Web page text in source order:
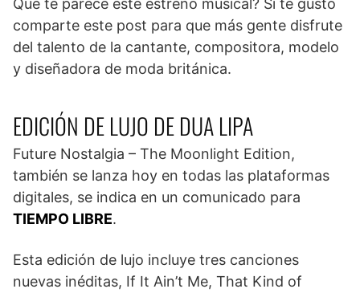
Qué te parece este estreno musical? Si te gusto
comparte este post para que más gente disfrute
del talento de la cantante, compositora, modelo
y diseñadora de moda británica.
EDICIÓN DE LUJO DE DUA LIPA
Future Nostalgia – The Moonlight Edition,
también se lanza hoy en todas las plataformas
digitales, se indica en un comunicado para
TIEMPO LIBRE.
Esta edición de lujo incluye tres canciones
nuevas inéditas, If It Ain’t Me, That Kind of